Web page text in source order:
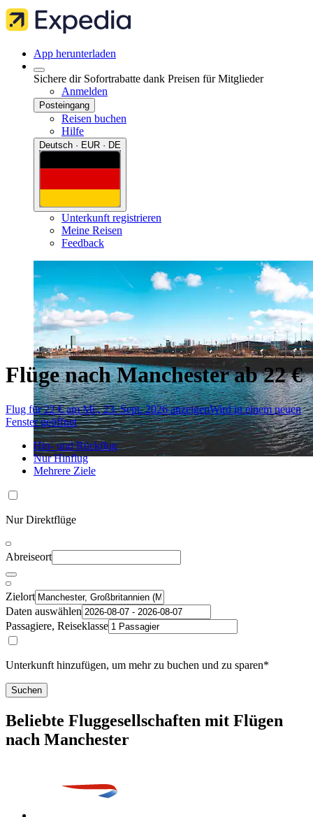
App herunterladen
Sichere dir Sofortrabatte dank Preisen für Mitglieder
Anmelden
Posteingang
Reisen buchen
Hilfe
Deutsch · EUR · DE
Unterkunft registrieren
Meine Reisen
Feedback
Flüge nach Manchester ab 22 €
Flug für 22 € am Mi., 23. Sept. 2026 anzeigenWird in einem neuen
Fenster geöffnet
Hin- und Rückflug
Nur Hinflug
Mehrere Ziele
Nur Direktflüge
Abreiseort
Zielort
Daten auswählen
Passagiere, Reiseklasse
Unterkunft hinzufügen, um mehr zu buchen und zu sparen*
Suchen
Beliebte Fluggesellschaften mit Flügen
nach Manchester